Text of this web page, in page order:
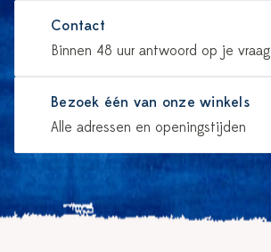
Contact
Binnen 48 uur antwoord op je vraag
Bezoek één van onze winkels
Alle adressen en openingstijden